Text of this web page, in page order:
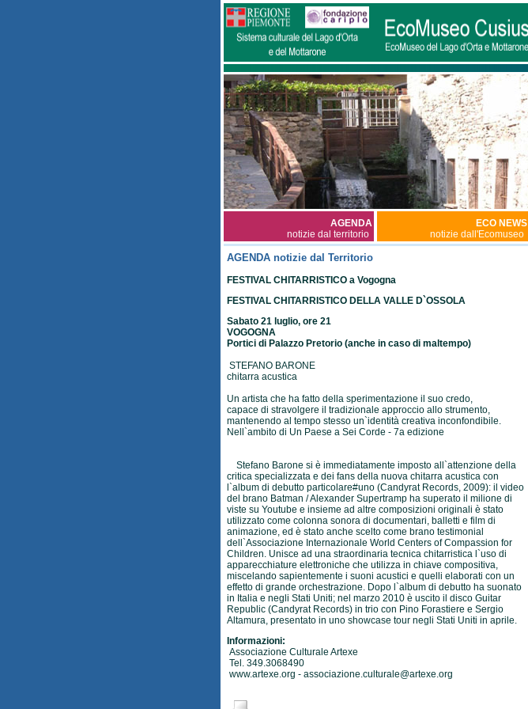
AGENDA
notizie dal territorio
ECO NEWS
notizie dall'Ecomuseo
AGENDA notizie dal Territorio
FESTIVAL CHITARRISTICO a Vogogna
FESTIVAL CHITARRISTICO DELLA VALLE D`OSSOLA
Sabato 21 luglio, ore 21
VOGOGNA
Portici di Palazzo Pretorio (anche in caso di maltempo)
STEFANO BARONE
chitarra acustica
Un artista che ha fatto della sperimentazione il suo credo,
capace di stravolgere il tradizionale approccio allo strumento,
mantenendo al tempo stesso un`identità creativa inconfondibile.
Nell`ambito di Un Paese a Sei Corde - 7a edizione
Stefano Barone si è immediatamente imposto all`attenzione della
critica specializzata e dei fans della nuova chitarra acustica con
l`album di debutto particolare#uno (Candyrat Records, 2009): il video
del brano Batman / Alexander Supertramp ha superato il milione di
viste su Youtube e insieme ad altre composizioni originali è stato
utilizzato come colonna sonora di documentari, balletti e film di
animazione, ed è stato anche scelto come brano testimonial
dell`Associazione Internazionale World Centers of Compassion for
Children. Unisce ad una straordinaria tecnica chitarristica l`uso di
apparecchiature elettroniche che utilizza in chiave compositiva,
miscelando sapientemente i suoni acustici e quelli elaborati con un
effetto di grande orchestrazione. Dopo l`album di debutto ha suonato
in Italia e negli Stati Uniti; nel marzo 2010 è uscito il disco Guitar
Republic (Candyrat Records) in trio con Pino Forastiere e Sergio
Altamura, presentato in uno showcase tour negli Stati Uniti in aprile.
Informazioni:
Associazione Culturale Artexe
Tel. 349.3068490
www.artexe.org - associazione.culturale@artexe.org